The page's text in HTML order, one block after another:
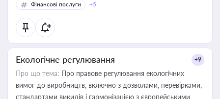
Фінансові послуги
+5
Екологічне регулювання +9
Про що тема: Про правове регулювання екологічних
вимог до виробництв, включно з дозволами, перевірками,
стандартами викидів і гармонізацією з європейськими